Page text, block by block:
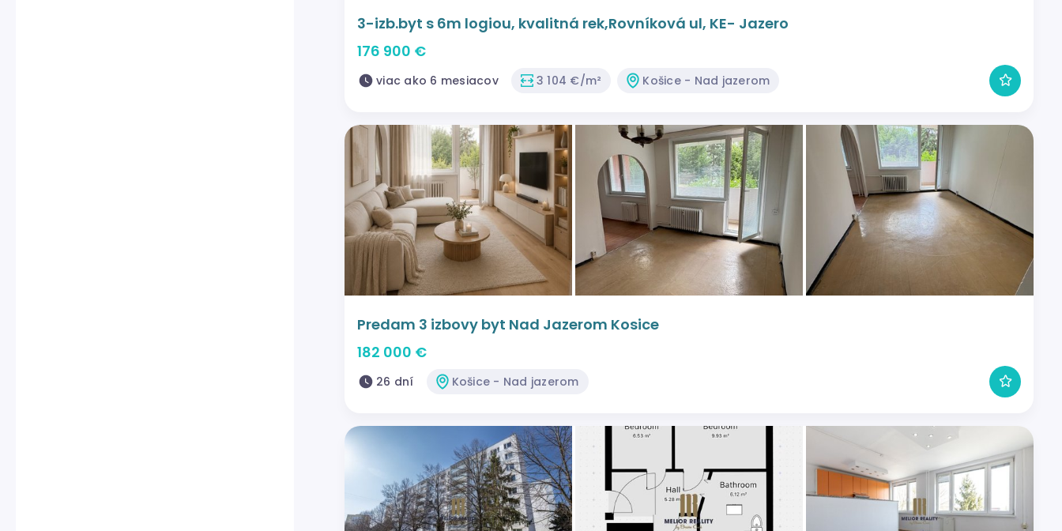
3-izb.byt s 6m logiou, kvalitná rek,Rovníková ul, KE- Jazero
176 900 €
viac ako 6 mesiacov 3 104 €/m² Košice - Nad jazerom
Predam 3 izbovy byt Nad Jazerom Kosice
182 000 €
26 dní Košice - Nad jazerom